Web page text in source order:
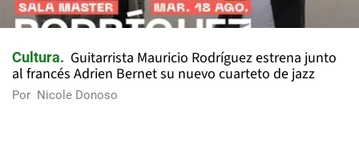
Cultura
Guitarrista Mauricio Rodríguez estrena junto
al francés Adrien Bernet su nuevo cuarteto de jazz
Por Nicole Donoso